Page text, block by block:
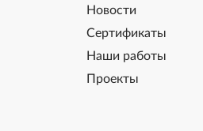
Новости
Сертификаты
Наши работы
Проекты